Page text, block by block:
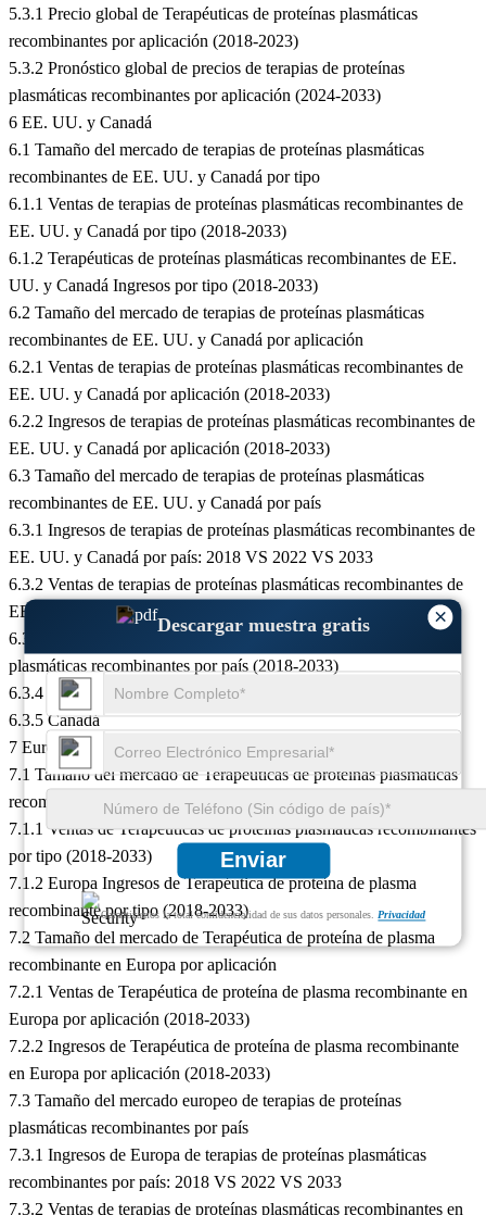
×
Descargar muestra gratis
Enviar
Garantizamos la total confidencialidad de sus datos personales.Privacidad
5.3.1 Precio global de Terapéuticas de proteínas plasmáticas
recombinantes por aplicación (2018-2023)
5.3.2 Pronóstico global de precios de terapias de proteínas
plasmáticas recombinantes por aplicación (2024-2033)
6 EE. UU. y Canadá
6.1 Tamaño del mercado de terapias de proteínas plasmáticas
recombinantes de EE. UU. y Canadá por tipo
6.1.1 Ventas de terapias de proteínas plasmáticas recombinantes de
EE. UU. y Canadá por tipo (2018-2033)
6.1.2 Terapéuticas de proteínas plasmáticas recombinantes de EE.
UU. y Canadá Ingresos por tipo (2018-2033)
6.2 Tamaño del mercado de terapias de proteínas plasmáticas
recombinantes de EE. UU. y Canadá por aplicación
6.2.1 Ventas de terapias de proteínas plasmáticas recombinantes de
EE. UU. y Canadá por aplicación (2018-2033)
6.2.2 Ingresos de terapias de proteínas plasmáticas recombinantes de
EE. UU. y Canadá por aplicación (2018-2033)
6.3 Tamaño del mercado de terapias de proteínas plasmáticas
recombinantes de EE. UU. y Canadá por país
6.3.1 Ingresos de terapias de proteínas plasmáticas recombinantes de
EE. UU. y Canadá por país: 2018 VS 2022 VS 2033
6.3.2 Ventas de terapias de proteínas plasmáticas recombinantes de
EE. UU. y Canadá por país (2018-2033)
6.3.3 EE. UU. y Canadá Ingresos de Terapéuticas de proteínas
plasmáticas recombinantes por país (2018-2033)
6.3.4 EE. UU.
6.3.5 Canadá
7 Europa
7.1 Tamaño del mercado de Terapéuticas de proteínas plasmáticas
recombinantes por tipo
7.1.1 Ventas de Terapéuticas de proteínas plasmáticas recombinantes
por tipo (2018-2033)
7.1.2 Europa Ingresos de Terapéutica de proteína de plasma
recombinante por tipo (2018-2033)
7.2 Tamaño del mercado de Terapéutica de proteína de plasma
recombinante en Europa por aplicación
7.2.1 Ventas de Terapéutica de proteína de plasma recombinante en
Europa por aplicación (2018-2033)
7.2.2 Ingresos de Terapéutica de proteína de plasma recombinante
en Europa por aplicación (2018-2033)
7.3 Tamaño del mercado europeo de terapias de proteínas
plasmáticas recombinantes por país
7.3.1 Ingresos de Europa de terapias de proteínas plasmáticas
recombinantes por país: 2018 VS 2022 VS 2033
7.3.2 Ventas de terapias de proteínas plasmáticas recombinantes en